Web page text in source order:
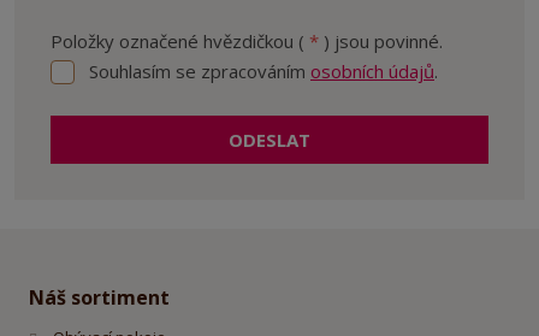
Položky označené hvězdičkou ( * ) jsou povinné.
Souhlasím
zpracováním
Souhlasím se zpracováním osobních údajů.
ODESLAT
odeslat.
Náš sortiment